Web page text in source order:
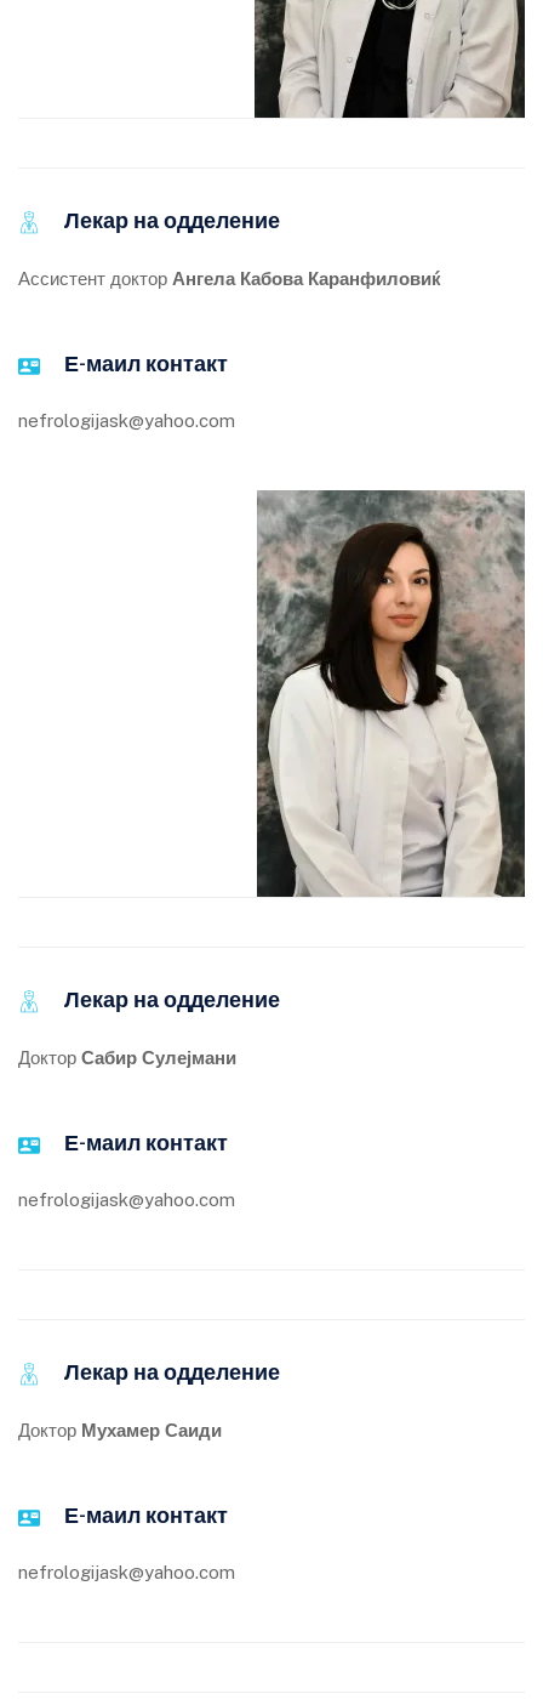
Лекар на одделение
Ассистент доктор Ангела Кабова Каранфиловиќ
Е-маил контакт
nefrologijask@yahoo.com
Лекар на одделение
Доктор Сабир Сулејмани
Е-маил контакт
nefrologijask@yahoo.com
Лекар на одделение
Доктор Мухамер Саиди
Е-маил контакт
nefrologijask@yahoo.com